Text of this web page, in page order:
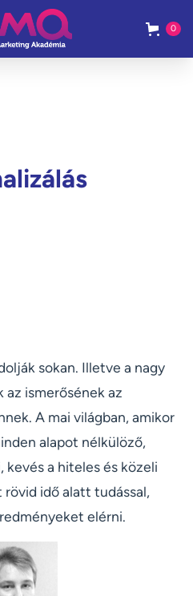
0
sokan. Illetve a nagy
az ismerősének az
A mai világban, amikor
alapot nélkülöző,
kevés a hiteles és közeli
rövid idő alatt tudással,
elérni.